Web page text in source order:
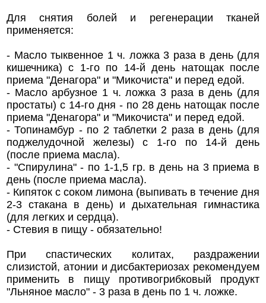
Для снятия болей и регенерации тканей
применяется:
- Масло тыквенное 1 ч. ложка 3 раза в день (для
кишечника) с 1-го по 14-й день натощак после
приема "Денагора" и "Микочиста" и перед едой.
- Масло арбузное 1 ч. ложка 3 раза в день (для
простаты) с 14-го дня - по 28 день натощак после
приема "Денагора" и "Микочиста" и перед едой.
- Топинамбур - по 2 таблетки 2 раза в день (для
поджелудочной железы) с 1-го по 14-й день
(после приема масла).
- "Спирулина" - по 1-1,5 гр. в день на 3 приема в
день (после приема масла).
- Кипяток с соком лимона (выпивать в течение дня
2-3 стакана в день) и дыхательная гимнастика
(для легких и сердца).
- Стевия в пищу - обязательно!
При спастических колитах, раздражении
слизистой, атонии и дисбактериозах рекомендуем
применить в пищу противогрибковый продукт
"Льняное масло" - 3 раза в день по 1 ч. ложке.